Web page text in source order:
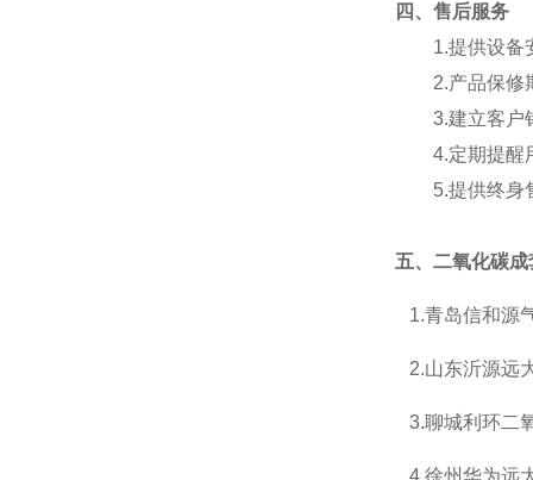
四、 售后服务
1.提供设备
2.产品保修
3.建立客户
4.定期提醒
5.提供终身
五、 二氧化碳
1.青岛信和源
2.山东沂源远
3.聊城利环二
4. 徐州华为远